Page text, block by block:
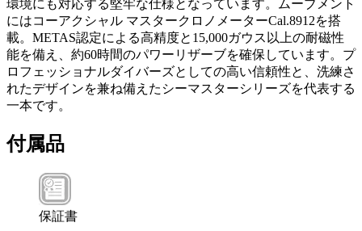
環境にも対応する堅牢な仕様となっています。ムーブメント
にはコーアクシャル マスタークロノメーターCal.8912を搭
載。METAS認定による高精度と15,000ガウス以上の耐磁性
能を備え、約60時間のパワーリザーブを確保しています。プ
ロフェッショナルダイバーズとしての高い信頼性と、洗練さ
れたデザインを兼ね備えたシーマスターシリーズを代表する
一本です。
付属品
保証書